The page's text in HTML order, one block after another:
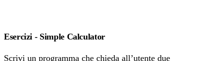
Esercizi - Simple Calculator
Scrivi un programma che chieda all’utente due